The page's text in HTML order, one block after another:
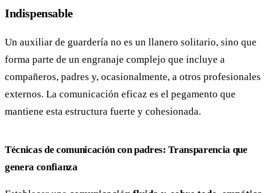
Indispensable
Un auxiliar de guardería no es un llanero solitario, sino que
forma parte de un engranaje complejo que incluye a
compañeros, padres y, ocasionalmente, a otros profesionales
externos. La comunicación eficaz es el pegamento que
mantiene esta estructura fuerte y cohesionada.
Técnicas de comunicación con padres: Transparencia que
genera confianza